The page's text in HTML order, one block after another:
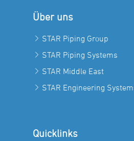
Über uns
STAR Piping Group
STAR Piping Systems
STAR Middle East
STAR Engineering
Quicklinks